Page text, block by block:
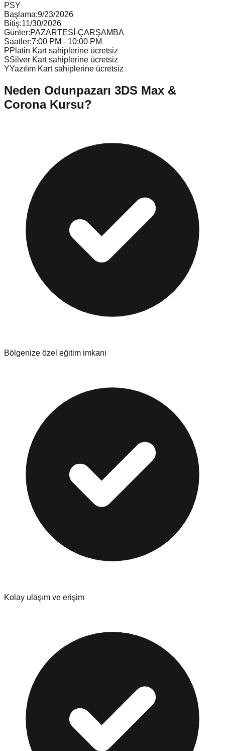
PSY
Başlama:9/23/2026
Bitiş:11/30/2026
Günler:PAZARTESİ-ÇARŞAMBA
Saatler:7:00 PM - 10:00 PM
PPlatin Kart sahiplerine ücretsiz
SSilver Kart sahiplerine ücretsiz
YYazılım Kart sahiplerine ücretsiz
Neden Odunpazarı 3DS Max &
Corona Kursu?
Bölgenize özel eğitim imkanı
Kolay ulaşım ve erişim